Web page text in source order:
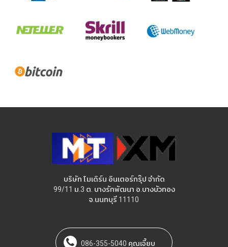
บริษัท โมเดิร์น อินเตอร์กรุ๊ป จำกัด
99/11 ม.3 ต. บางรักพัฒนา อ.บางบัวทอง
จ.นนทบุรี 11110
086-355-5040 คุณเจี๊ยบ